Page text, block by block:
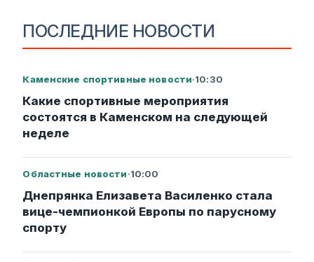
ПОСЛЕДНИЕ НОВОСТИ
Каменские спортивные новости·10:30
Какие спортивные мероприятия
состоятся в Каменском на следующей
неделе
Областные новости·10:00
Днепрянка Елизавета Василенко стала
вице-чемпионкой Европы по парусному
спорту